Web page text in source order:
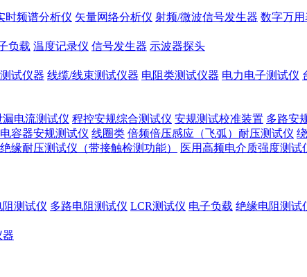
时频谱分析仪 矢量网络分析仪 射频/微波信号发生器 数字万用
负载 温度记录仪 信号发生器 示波器探头
试仪器 线缆/线束测试仪器 电阻类测试仪器 电力电子测试仪
漏电流测试仪 程控安规综合测试仪 安规测试校准装置 多路安
容器安规测试仪 线圈类 倍频倍压感应（飞弧）耐压测试仪
缘耐压测试仪（带接触检测功能） 医用高频电介质强度测试
阻测试仪 多路电阻测试仪 LCR测试仪 电子负载 绝缘电阻测试
器